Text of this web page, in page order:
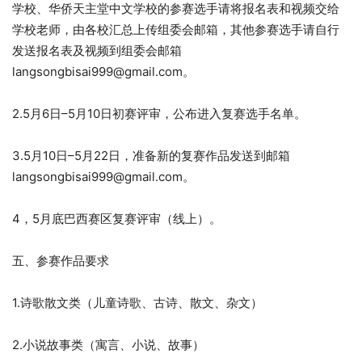
学校、华侨天主堂中文学校的参赛选手请将报名表和视频交给
学校老师，由各校汇总上传组委会邮箱，其他参赛选手请自行
发送报名表及视频到组委会邮箱
langsongbisai999@gmail.com。
2.5月6日–5月10日初赛评审，公布进入复赛选手名单。
3.5月10日–5月22日，准备新的复赛作品发送到邮箱
langsongbisai999@gmail.com。
4，5月底巴西赛区复赛评审（线上）。
五、参赛作品要求
1.诗歌散文类（儿童诗歌、古诗、散文、杂文）
2.小说故事类（寓言、小说、故事）